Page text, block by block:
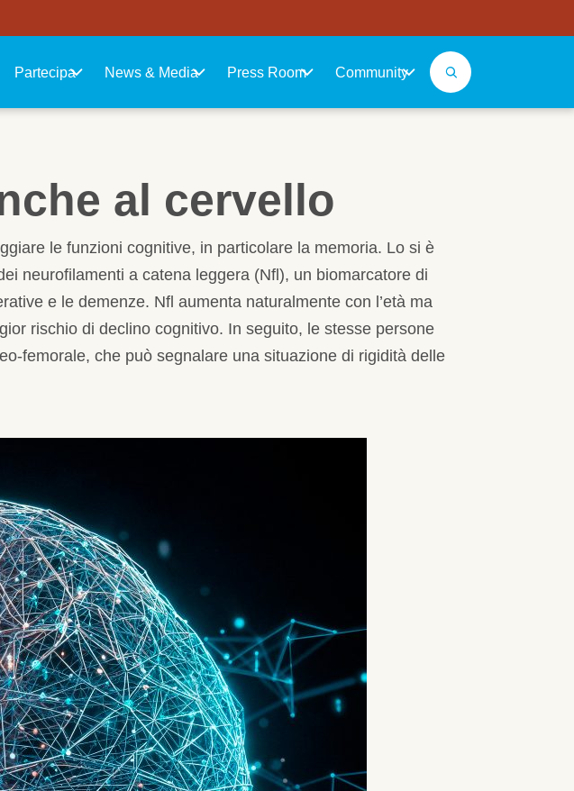
principale
Partecipa News & Media Press Room Community
al cervello
le funzioni cognitive, in particolare la memoria. Lo si è
neurofilamenti a catena leggera (Nfl), un biomarcatore di
e le demenze. Nfl aumenta naturalmente con l’età ma
rischio di declino cognitivo. In seguito, le stesse persone
femorale, che può segnalare una situazione di rigidità delle